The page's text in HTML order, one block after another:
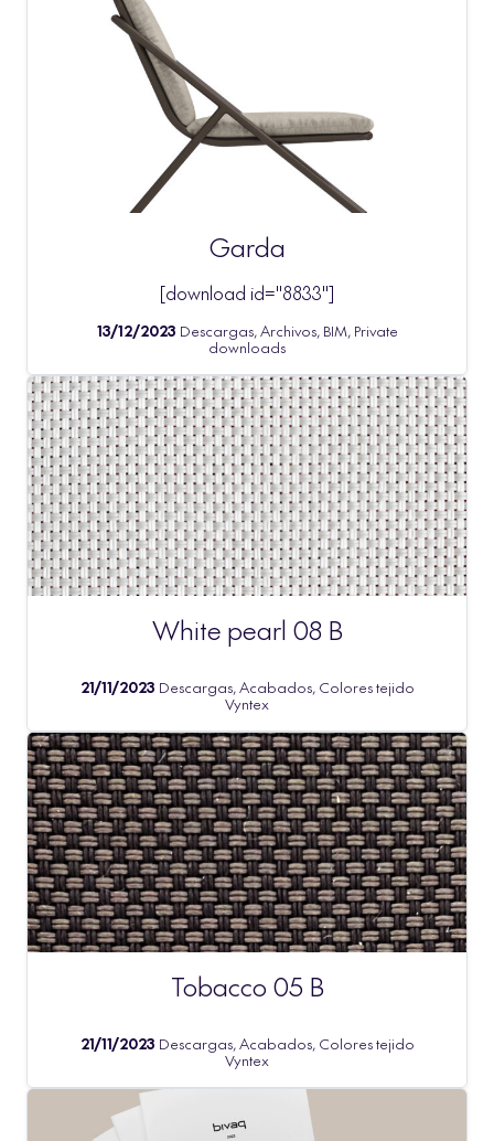
Garda
[download id="8833"]
13/12/2023 Descargas, Archivos, BIM, Private
downloads
White pearl 08 B
21/11/2023 Descargas, Acabados, Colores tejido
Vyntex
Tobacco 05 B
21/11/2023 Descargas, Acabados, Colores tejido
Vyntex